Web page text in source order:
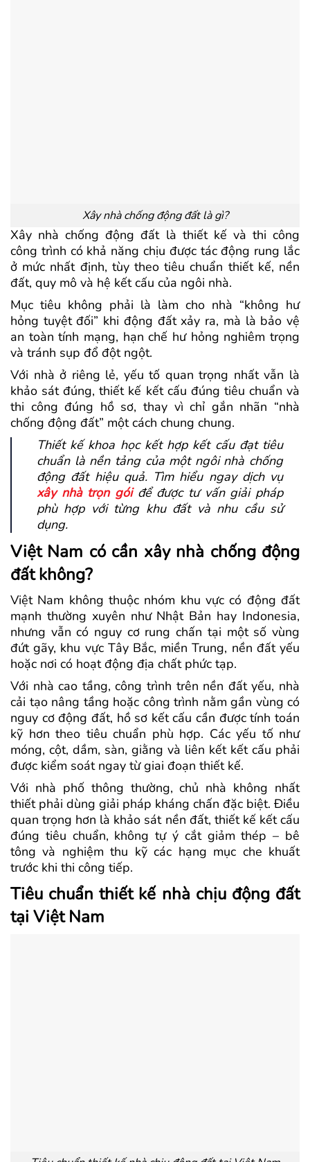
Xây nhà chống động đất là gì?
Xây nhà chống động đất là thiết kế và thi công
công trình có khả năng chịu được tác động rung lắc
ở mức nhất định, tùy theo tiêu chuẩn thiết kế, nền
đất, quy mô và hệ kết cấu của ngôi nhà.
Mục tiêu không phải là làm cho nhà “không hư
hỏng tuyệt đối” khi động đất xảy ra, mà là bảo vệ
an toàn tính mạng, hạn chế hư hỏng nghiêm trọng
và tránh sụp đổ đột ngột.
Với nhà ở riêng lẻ, yếu tố quan trọng nhất vẫn là
khảo sát đúng, thiết kế kết cấu đúng tiêu chuẩn và
thi công đúng hồ sơ, thay vì chỉ gắn nhãn “nhà
chống động đất” một cách chung chung.
Thiết kế khoa học kết hợp kết cấu đạt tiêu
chuẩn là nền tảng của một ngôi nhà chống
động đất hiệu quả. Tìm hiểu ngay dịch vụ
xây nhà trọn góiđể được tư vấn giải pháp
phù hợp với từng khu đất và nhu cầu sử
dụng.
Việt Nam có cần xây nhà chống động
đất không?
Việt Nam không thuộc nhóm khu vực có động đất
mạnh thường xuyên như Nhật Bản hay Indonesia,
nhưng vẫn có nguy cơ rung chấn tại một số vùng
đứt gãy, khu vực Tây Bắc, miền Trung, nền đất yếu
hoặc nơi có hoạt động địa chất phức tạp.
Với nhà cao tầng, công trình trên nền đất yếu, nhà
cải tạo nâng tầng hoặc công trình nằm gần vùng có
nguy cơ động đất, hồ sơ kết cấu cần được tính toán
kỹ hơn theo tiêu chuẩn phù hợp. Các yếu tố như
móng, cột, dầm, sàn, giằng và liên kết kết cấu phải
được kiểm soát ngay từ giai đoạn thiết kế.
Với nhà phố thông thường, chủ nhà không nhất
thiết phải dùng giải pháp kháng chấn đặc biệt. Điều
quan trọng hơn là khảo sát nền đất, thiết kế kết cấu
đúng tiêu chuẩn, không tự ý cắt giảm thép – bê
tông và nghiệm thu kỹ các hạng mục che khuất
trước khi thi công tiếp.
Tiêu chuẩn thiết kế nhà chịu động đất
tại Việt Nam